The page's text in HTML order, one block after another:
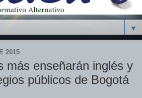
▼
2015
más enseñarán inglés y
públicos de Bogotá